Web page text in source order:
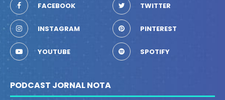
FACEBOOK TWITTER
INSTAGRAM PINTEREST
YOUTUBE SPOTIFY
PODCAST JORNAL NOTA